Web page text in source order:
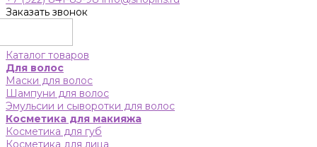
Заказать звонок
Каталог товаров
Для волос
Маски для волос
Шампуни для волос
Эмульсии и сыворотки для волос
Косметика для макияжа
Косметика для губ
Косметика для лица